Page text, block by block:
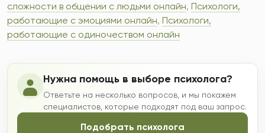
сложности в общении с людьми онлайн, Психологи,
работающие с эмоциями онлайн, Психологи,
работающие с одиночеством онлайн
Нужна помощь в выборе психолога?
Ответьте на несколько вопросов, и мы покажем
специалистов, которые подходят под ваш запрос.
Подобрать психолога